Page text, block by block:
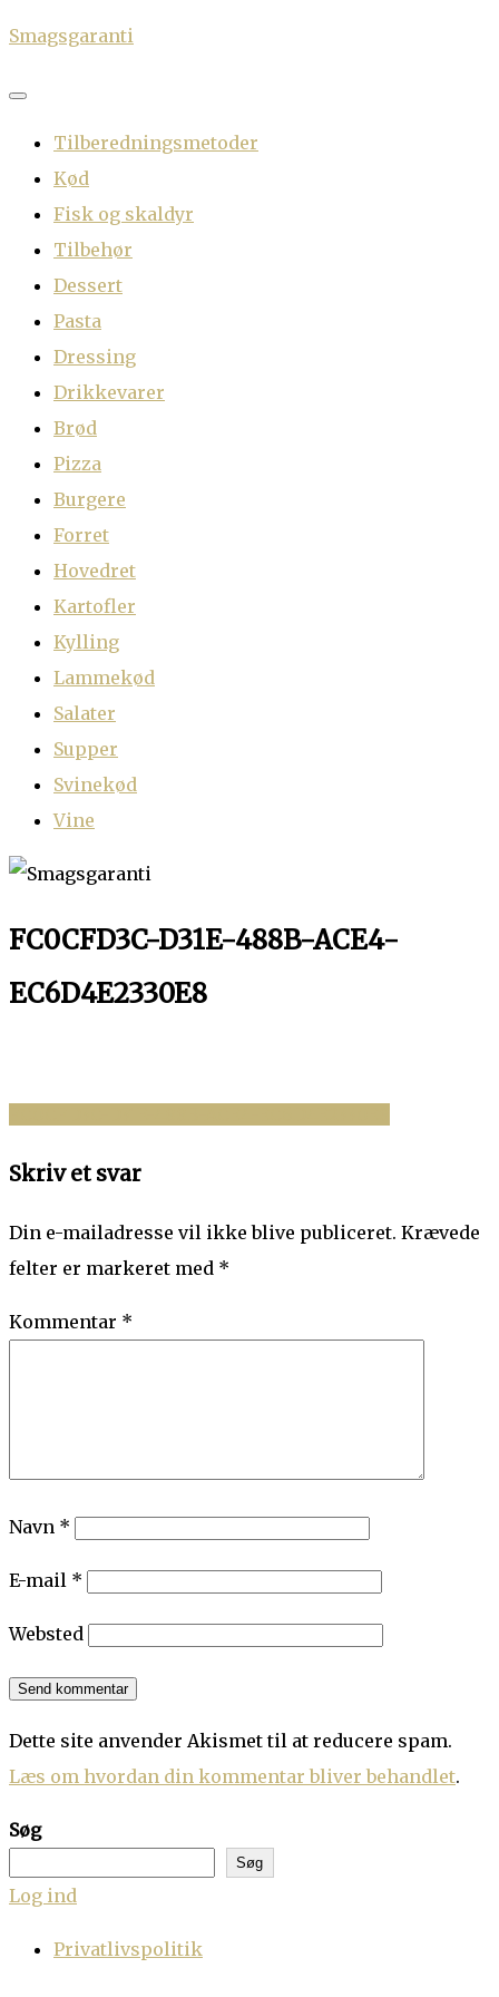
Skip
content
Smagsgaranti
Tilberedningsmetoder
Kød
Fisk og skaldyr
Tilbehør
Dessert
Pasta
Dressing
Drikkevarer
Brød
Pizza
Burgere
Forret
Hovedret
Kartofler
Kylling
Lammekød
Salater
Supper
Svinekød
Vine
FC0CFD3C-D31E-488B-ACE4-
EC6D4E2330E8
Indlægsnavigation
Skriv et svar
Din e-mailadresse vil ikke blive publiceret. Krævede
felter er markeret med *
Kommentar *
Navn *
E-mail *
Websted
Dette site anvender Akismet til at reducere spam.
Læs om hvordan din kommentar bliver behandlet.
Søg
Søg
Log ind
Privatlivspolitik